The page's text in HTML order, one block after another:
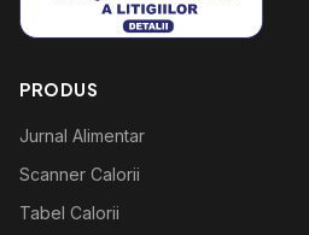
PRODUS
Jurnal Alimentar
Scanner Calorii
Tabel Calorii